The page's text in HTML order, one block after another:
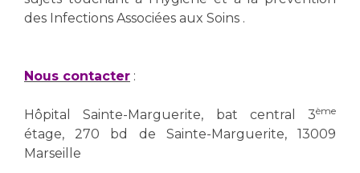
des Infections Associées aux Soins .
Nous contacter :
Hôpital Sainte-Marguerite, bat central 3ème
étage, 270 bd de Sainte-Marguerite, 13009
Marseille